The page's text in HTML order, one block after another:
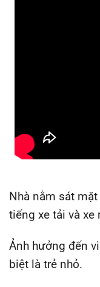
Nhà nằm sát
tiếng xe tải và xe
Ảnh hưởng đến
biệt là trẻ nhỏ.